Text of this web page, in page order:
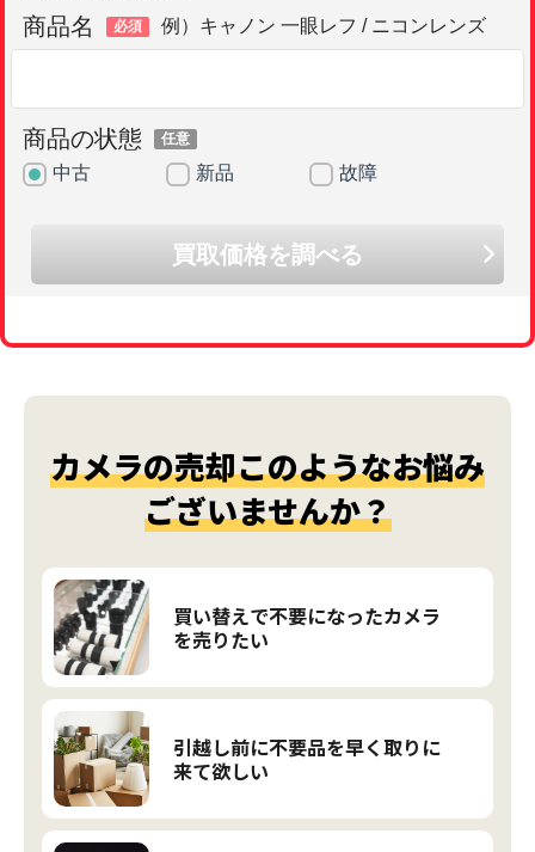
カメラの売却このようなお悩み
ございませんか？
買い替えで不要になったカメラ
を売りたい
引越し前に不要品を早く取りに
来て欲しい